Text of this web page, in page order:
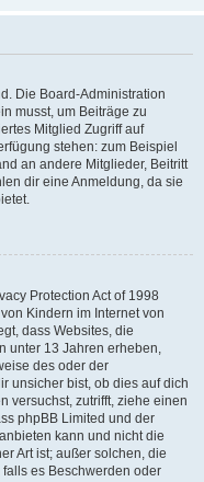
Die Board-Administration
musst, um Beiträge zu
Mitglied Zugriff auf
stehen: zum Beispiel
an andere Mitglieder, Beitritt
dir eine Anmeldung, da sie
Protection Act of 1998
Kindern im Internet von
dass Websites, die
unter 13 Jahren erheben,
des oder der
unsicher bist, ob dies auf dich
versuchst, zutrifft, ziehe einen
phpBB Limited und der
kann und nicht die
Art ist; außer solchen, die
es Beschwerden oder